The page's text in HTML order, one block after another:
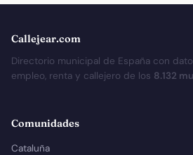
Callejear.com
Directorio municipal de España con
empleo, renta y callejero de los 8.132
Comunidades
Cataluña